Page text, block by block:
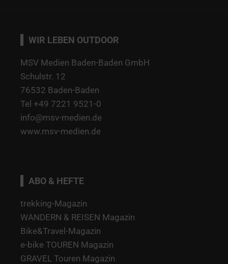
WIR LEBEN OUTDOOR
MSV Medien Baden-Baden GmbH
Schulstr. 12
76532 Baden-Baden
Tel +49 7221 9521-0
info@msv-medien.de
www.msv-medien.de
ABO & HEFTE
trekking-Magazin
WANDERN & REISEN Magazin
Bike&Travel-Magazin
e-bike TOUREN Magazin
GRAVEL Touren Magazin